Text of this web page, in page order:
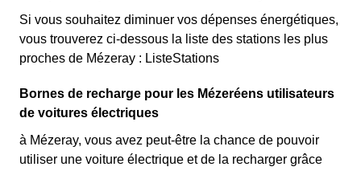
Si vous souhaitez diminuer vos dépenses énergétiques,
vous trouverez ci-dessous la liste des stations les plus
proches de Mézeray : ListeStations
Bornes de recharge pour les Mézeréens utilisateurs
de voitures électriques
à Mézeray, vous avez peut-être la chance de pouvoir
utiliser une voiture électrique et de la recharger grâce